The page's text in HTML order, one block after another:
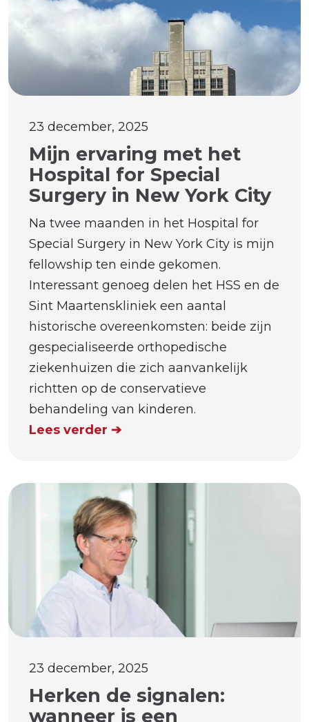
23 december, 2025
Mijn ervaring met het
Hospital for Special
Surgery in New York City
Na twee maanden in het Hospital for
Special Surgery in New York City is mijn
fellowship ten einde gekomen.
Interessant genoeg delen het HSS en de
Sint Maartenskliniek een aantal
historische overeenkomsten: beide zijn
gespecialiseerde orthopedische
ziekenhuizen die zich aanvankelijk
richtten op de conservatieve
behandeling van kinderen.
Lees verder ➔
23 december, 2025
Herken de signalen:
wanneer is een